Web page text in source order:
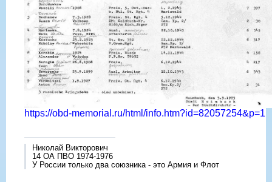
https://obd-memorial.ru/html/info.htm?id=82057254&p=1
Николай Викторович
14 ОА ПВО 1974-1976
У России только два союзника - это Армия и Флот